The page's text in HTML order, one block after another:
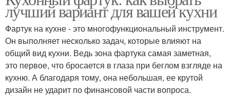
лучший вариант для вашей кухни
Фартук на кухне - это многофункциональный инструмент.
Он выполняет несколько задач, которые влияют на
общий вид кухни. Ведь зона фартука самая заметная,
это первое, что бросается в глаза при беглом взгляде на
кухню. А благодаря тому, она небольшая, ее крутой
дизайн не ударит по финансовой части вопроса.